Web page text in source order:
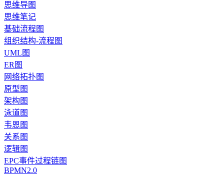
思维导图
思维笔记
基础流程图
组织结构-流程图
UML图
ER图
网络拓扑图
原型图
架构图
泳道图
韦恩图
关系图
逻辑图
EPC事件过程链图
BPMN2.0